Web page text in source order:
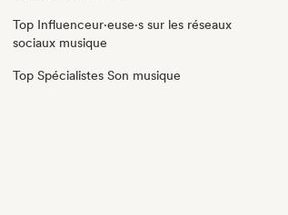
Top Influenceur·euse·s sur les réseaux
sociaux musique
Top Spécialistes Son musique